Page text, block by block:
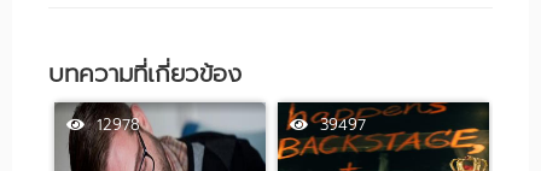
บทความที่เกี่ยวข้อง
12978 39497